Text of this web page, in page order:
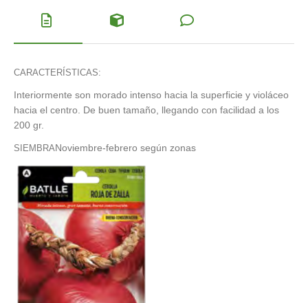
CARACTERÍSTICAS:
Interiormente son morado intenso hacia la superficie y violáceo
hacia el centro. De buen tamaño, llegando con facilidad a los
200 gr.
SIEMBRANoviembre-febrero según zonas